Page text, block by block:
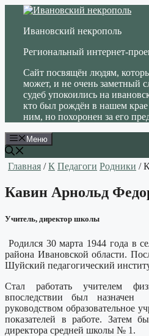
Перейти
содержимому
Ивановский некрополь
Региональный интернет-
Сайт посвящён людям,
может, и не очень заметный
судеб упокоились на
кто был рождён в нашем крае
ним, но похоронен за его
Меню
Главная /К Педагоги Родники /
Кавин Арнольд
Учитель, директор школы
Родился 30 марта 1944 года в
района Ивановской области.
Шуйский педагогический
Стал работать учителем
впоследствии был
руководством образовательное
показателей в работе. Затем
директора средней школы № 1.